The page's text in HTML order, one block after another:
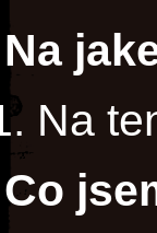
Na
Na
Co